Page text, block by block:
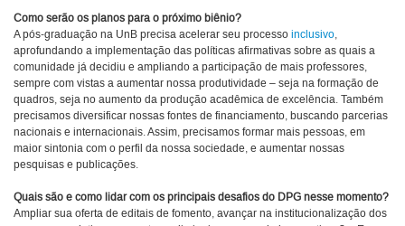
Como serão os planos para o próximo biênio?
A pós-graduação na UnB precisa acelerar seu processo inclusivo,
aprofundando a implementação das políticas afirmativas sobre as quais a
comunidade já decidiu e ampliando a participação de mais professores,
sempre com vistas a aumentar nossa produtividade – seja na formação de
quadros, seja no aumento da produção acadêmica de excelência. Também
precisamos diversificar nossas fontes de financiamento, buscando parcerias
nacionais e internacionais. Assim, precisamos formar mais pessoas, em
maior sintonia com o perfil da nossa sociedade, e aumentar nossas
pesquisas e publicações.
Quais são e como lidar com os principais desafios do DPG nesse momento?
Ampliar sua oferta de editais de fomento, avançar na institucionalização dos